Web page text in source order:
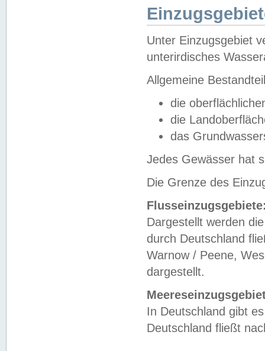
Unter Einzugsgebiet
unterirdisches
Allgemeine
die
die
das
Jedes Gewässer hat
Die Grenze des
Dargestellt werden
durch Deutschland
Warnow / Peene,
dargestellt.
In Deutschland gibt
Deutschland fließt